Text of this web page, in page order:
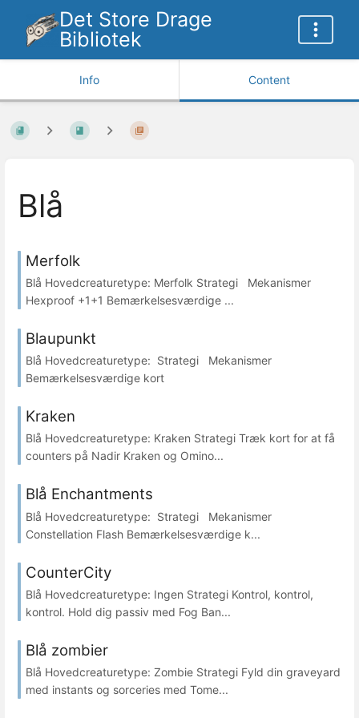
Det Store Drage
Bibliotek
Info Content
Blå
Merfolk
Blå Hovedcreaturetype: Merfolk Strategi Mekanismer
Hexproof +1+1 Bemærkelsesværdige ...
Blaupunkt
Blå Hovedcreaturetype: Strategi Mekanismer
Bemærkelsesværdige kort
Kraken
Blå Hovedcreaturetype: Kraken Strategi Træk kort for at få
counters på Nadir Kraken og Omino...
Blå Enchantments
Blå Hovedcreaturetype: Strategi Mekanismer
Constellation Flash Bemærkelsesværdige k...
CounterCity
Blå Hovedcreaturetype: Ingen Strategi Kontrol, kontrol,
kontrol. Hold dig passiv med Fog Ban...
Blå zombier
Blå Hovedcreaturetype: Zombie Strategi Fyld din graveyard
med instants og sorceries med Tome...